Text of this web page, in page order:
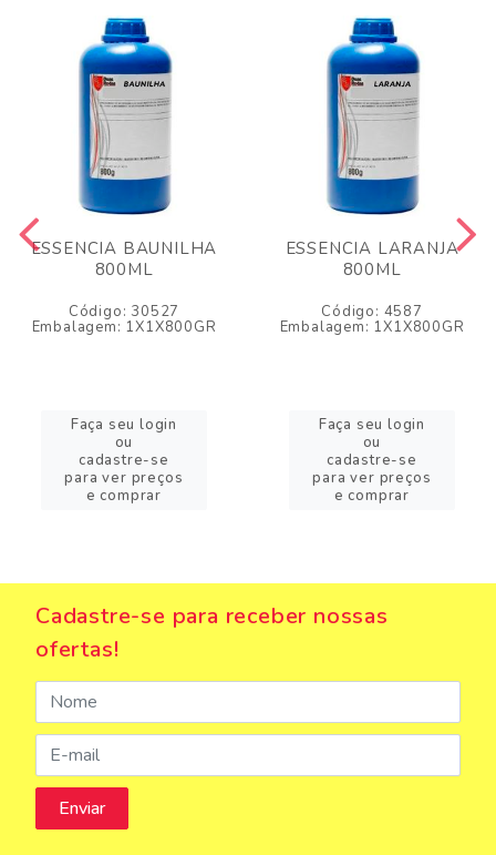
ESSENCIA BAUNILHA
800ML
Código: 30527
Embalagem: 1X1X800GR
Faça seu login
ou
cadastre-se
para ver preços
e comprar
ESSENCIA LARANJA
800ML
Código: 4587
Embalagem: 1X1X800GR
Faça seu login
ou
cadastre-se
para ver preços
e comprar
Cadastre-se para receber nossas
ofertas!